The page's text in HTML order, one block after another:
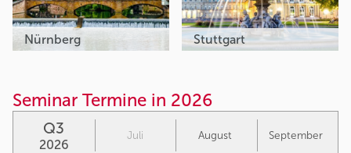
Nürnberg Stuttgart
Seminar Termine in 2026
Q3
2026
Juli August September